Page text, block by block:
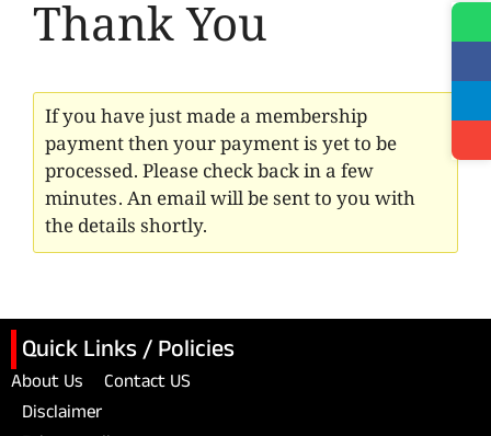
Thank You
If you have just made a membership
payment then your payment is yet to be
processed. Please check back in a few
minutes. An email will be sent to you with
the details shortly.
Quick Links / Policies
About Us
Contact US
Disclaimer